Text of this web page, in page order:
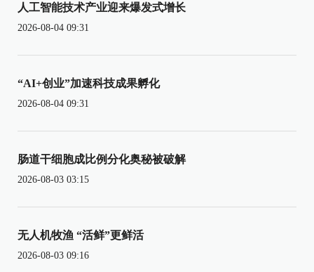
人工智能技术产业迎来爆发式增长
2026-08-04 09:31
“AI+创业”加速科技成果孵化
2026-08-04 09:31
肠道干细胞成比例分化奥秘被破解
2026-08-03 03:15
无人机牧渔 “活鲜”更鲜活
2026-08-03 09:16